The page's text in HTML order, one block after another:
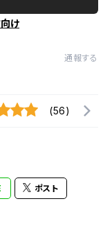
け
通報する
(56)
ポスト